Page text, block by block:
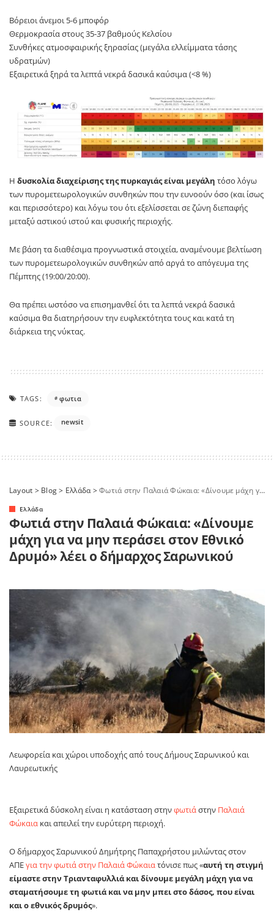
Βόρειοι άνεμοι 5-6 μποφόρ
Θερμοκρασία στους 35-37 βαθμούς Κελσίου
Συνθήκες ατμοσφαιρικής ξηρασίας (μεγάλα ελλείμματα τάσης
υδρατμών)
Εξαιρετικά ξηρά τα λεπτά νεκρά δασικά καύσιμα (<8 %)
Η δυσκολία διαχείρισης της πυρκαγιάς είναι μεγάλη τόσο λόγω
των πυρομετεωρολογικών συνθηκών που την ευνοούν όσο (και ίσως
και περισσότερο) και λόγω του ότι εξελίσσεται σε ζώνη διεπαφής
μεταξύ αστικού ιστού και φυσικής περιοχής.
Με βάση τα διαθέσιμα προγνωστικά στοιχεία, αναμένουμε βελτίωση
των πυρομετεωρολογικών συνθηκών από αργά το απόγευμα της
Πέμπτης (19:00/20:00).
Θα πρέπει ωστόσο να επισημανθεί ότι τα λεπτά νεκρά δασικά
καύσιμα θα διατηρήσουν την ευφλεκτότητα τους και κατά τη
διάρκεια της νύκτας.
TAGS: φωτια
SOURCE: newsit
Layout > Blog> Ελλάδα>Φωτιά στην Παλαιά Φώκαια: «Δίνουμε μάχη για να μην περάσει στον Εθνικό Δρυμό» λέει ο δήμαρχος Σαρωνικού
Ελλάδα
Φωτιά στην Παλαιά Φώκαια: «Δίνουμε
μάχη για να μην περάσει στον Εθνικό
Δρυμό» λέει ο δήμαρχος Σαρωνικού
Λεωφορεία και χώροι υποδοχής από τους Δήμους Σαρωνικού και
Λαυρεωτικής
Εξαιρετικά δύσκολη είναι η κατάσταση στηνφωτιά στην Παλαιά
Φώκαια και απειλεί την ευρύτερη περιοχή.
Ο δήμαρχος Σαρωνικού Δημήτρης Παπαχρήστου μιλώντας στον
ΑΠΕγια την φωτιά στην Παλαιά Φώκαια τόνισε πως «αυτή τη στιγμή
είμαστε στην Τριανταφυλλιά και δίνουμε μεγάλη μάχη για να
σταματήσουμε τη φωτιά και να μην μπει στο δάσος, που είναι
και ο εθνικός δρυμός».